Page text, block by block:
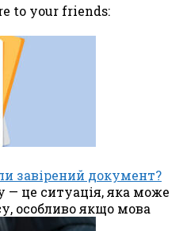
to your friends:
завірений документ?
— це ситуація, яка може
особливо якщо мова